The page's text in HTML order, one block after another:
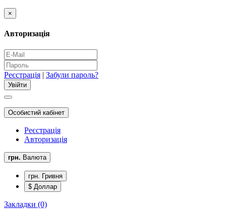
×
Авторизація
Реєстрація | Забули пароль?
Особистий кабінет
Реєстрація
Авторизація
грн. Валюта
грн. Гривня
$ Доллар
Закладки (0)